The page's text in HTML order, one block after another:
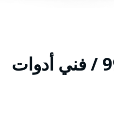
سباك صحي السالمي / 99009522 / فني أدوات